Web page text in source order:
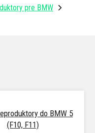
pre BMW
do BMW 5
(F10, F11)